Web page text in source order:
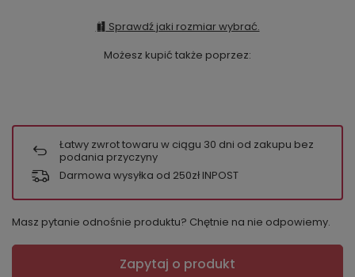
Sprawdź jaki rozmiar wybrać.
Możesz kupić także poprzez:
Łatwy zwrot towaru w ciągu 30 dni od zakupu bez
podania przyczyny
Darmowa wysyłka od 250zł INPOST
Masz pytanie odnośnie produktu? Chętnie na nie odpowiemy.
Zapytaj o produkt